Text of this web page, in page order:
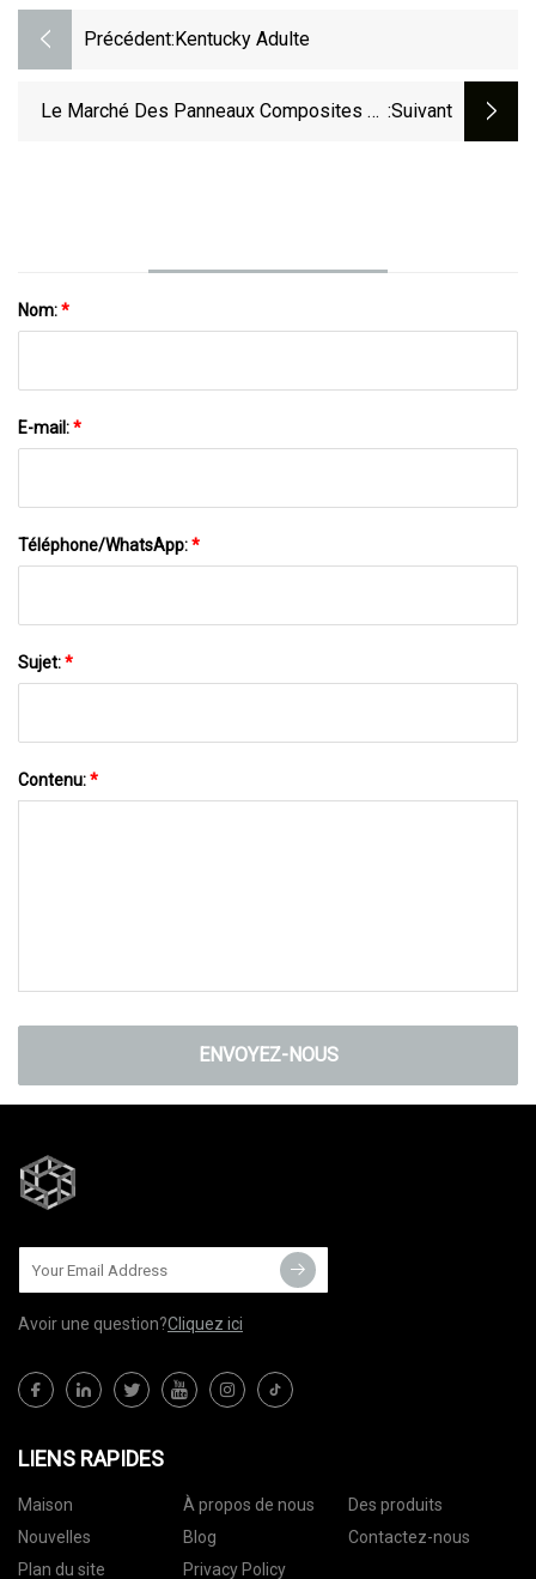
Précédent: Kentucky Adulte
Le Marché Des Panneaux Composites En :suivant
Nom:*
E-mail:*
Téléphone/WhatsApp:*
Sujet:*
Contenu:*
ENVOYEZ-NOUS
Avoir une question?Cliquez ici
LIENS RAPIDES
Maison À propos de nous
Des produits
Nouvelles
Blog
Contactez-nous
Plan du site
Privacy Policy